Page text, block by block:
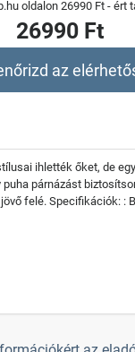
oldalon 26990 Ft - ért
26990 Ft
az
ihlették őket, de
párnázást
felé. Specifikációk: